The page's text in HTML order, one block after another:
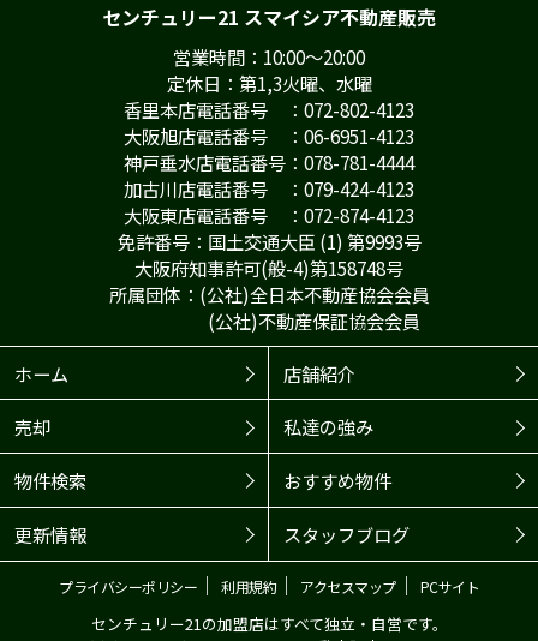
センチュリー21 スマイシア不動産販売
営業時間：10:00～20:00
定休日：第1,3火曜、水曜
香里本店電話番号 ：072-802-4123
大阪旭店電話番号 ：06-6951-4123
神戸垂水店電話番号：078-781-4444
加古川店電話番号 ：079-424-4123
大阪東店電話番号 ：072-874-4123
免許番号：国土交通大臣 (1) 第9993号
大阪府知事許可(般-4)第158748号
所属団体：(公社)全日本不動産協会会員
(公社)不動産保証協会会員
ホーム
店舗紹介
売却 私達の強み
物件検索 おすすめ物件
更新情報 スタッフブログ
プライバシーポリシー ｜ 利用規約｜ アクセスマップ｜ PCサイト
センチュリー21の加盟店はすべて独立・自営です。